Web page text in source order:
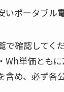
で確認してく
Wh単価とも
含め、必ず各